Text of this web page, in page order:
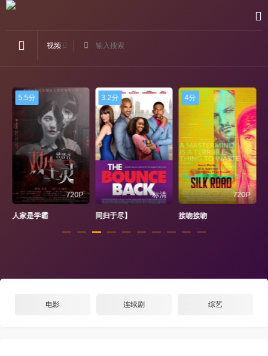
视频
5.5分
720P
人家是学霸
3.2分
标清
同归于尽】
4分
720P
接吻接吻
电影 连续剧 综艺